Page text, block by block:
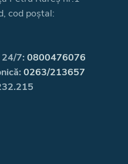
cod poștal:
7: 0800476076
0263/213657